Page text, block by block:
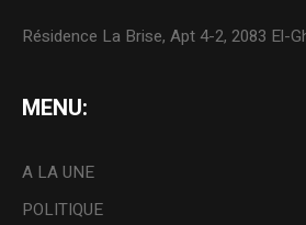
Résidence La Brise, Apt 4-2, 2083 El-
MENU:
A LA UNE
POLITIQUE